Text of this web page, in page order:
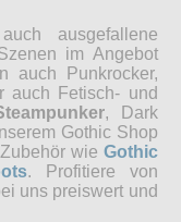
ausgefallene
im Angebot
auch Punkrocker,
auch Fetisch- und
, Dark
Gothic Shop
wie Gothic
. Profitiere von
uns preiswert und